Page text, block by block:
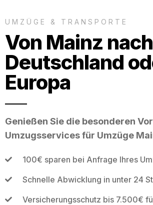
UMZÜGE & TRANSPORTE
Von Mainz nach
Deutschland
Europa
Genießen Sie die besonderen
Umzugsservices für Umzüge
100€ sparen bei Anfrage Ihres
Schnelle Abwicklung in unter 24
Versicherungsschutz bis 7.500€